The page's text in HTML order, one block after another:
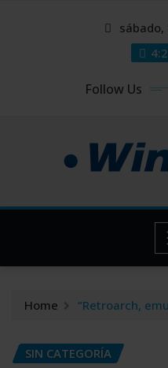
Follow Us
Home “Retroarch,
SIN CATEGORÍA